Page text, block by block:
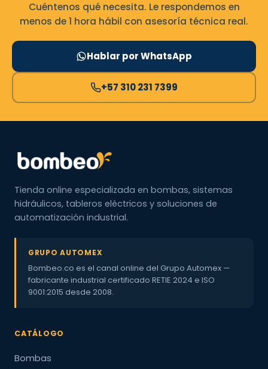
Cuéntenos qué necesita. Le respondemos en
menos de 1 hora hábil con asesoría técnica real.
Hablar por WhatsApp
+57 310 231 7399
Tienda online especializada en bombas, sistemas
hidráulicos, tableros eléctricos y soluciones de
automatización industrial.
GRUPO AUTOMEX
Bombeo.co es el canal online del Grupo Automex —
fabricante industrial certificado RETIE 2024 e ISO
9001:2015 desde 2008.
CATÁLOGO
Bombas